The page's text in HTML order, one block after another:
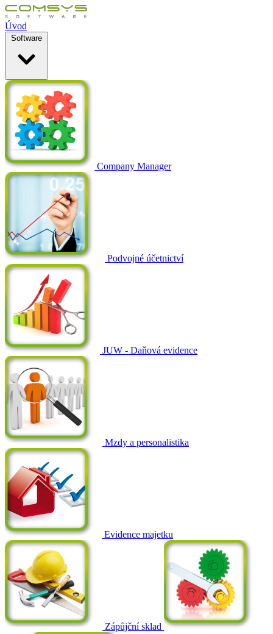
Úvod
Software
Company Manager
Podvojné účetnictví
JUW - Daňová evidence
Mzdy a personalistika
Evidence majetku
Zápůjční sklad